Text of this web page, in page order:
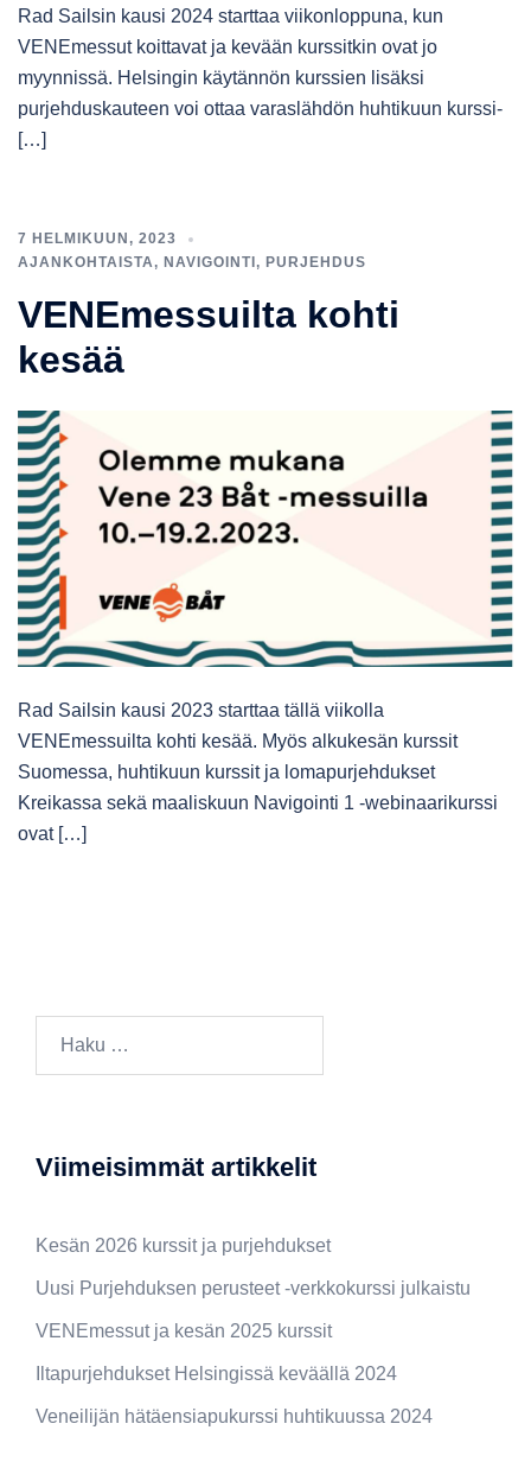
Rad Sailsin kausi 2024 starttaa viikonloppuna, kun
VENEmessut koittavat ja kevään kurssitkin ovat jo
myynnissä. Helsingin käytännön kurssien lisäksi
purjehduskauteen voi ottaa varaslähdön huhtikuun kurssi-
[…]
7 HELMIKUUN, 2023
AJANKOHTAISTA, NAVIGOINTI, PURJEHDUS
VENEmessuilta kohti
kesää
Rad Sailsin kausi 2023 starttaa tällä viikolla
VENEmessuilta kohti kesää. Myös alkukesän kurssit
Suomessa, huhtikuun kurssit ja lomapurjehdukset
Kreikassa sekä maaliskuun Navigointi 1 -webinaarikurssi
ovat […]
Viimeisimmät artikkelit
Kesän 2026 kurssit ja purjehdukset
Uusi Purjehduksen perusteet -verkkokurssi julkaistu
VENEmessut ja kesän 2025 kurssit
Iltapurjehdukset Helsingissä keväällä 2024
Veneilijän hätäensiapukurssi huhtikuussa 2024